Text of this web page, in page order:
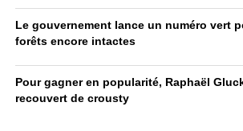
Le gouvernement lance un numéro vert
forêts encore intactes
Pour gagner en popularité, Raphaël
recouvert de crousty